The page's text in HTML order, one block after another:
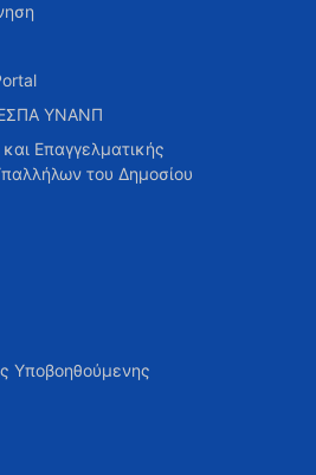
ΕΣΠΑ ΥΝΑΝΠ
Επαγγελματικής
του Δημοσίου
Υποβοηθούμενης